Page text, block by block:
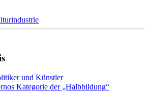
und Künstler
Kategorie der „Halbbildung“